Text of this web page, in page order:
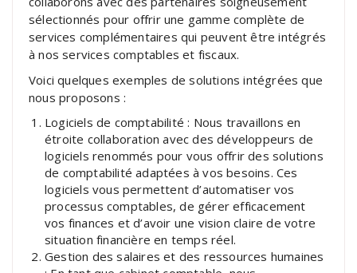
sélectionnés pour offrir une gamme complète de
services complémentaires qui peuvent être intégrés
à nos services comptables et fiscaux.
Voici quelques exemples de solutions intégrées que
nous proposons :
Logiciels de comptabilité : Nous travaillons en
étroite collaboration avec des développeurs de
logiciels renommés pour vous offrir des solutions
de comptabilité adaptées à vos besoins. Ces
logiciels vous permettent d’automatiser vos
processus comptables, de gérer efficacement
vos finances et d’avoir une vision claire de votre
situation financière en temps réel.
Gestion des salaires et des ressources humaines